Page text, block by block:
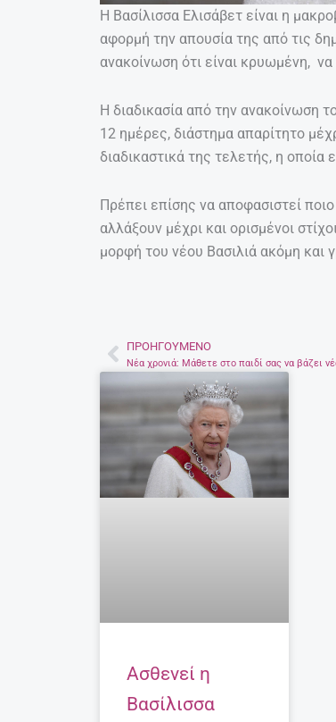
Η Βασίλισσα Ελισάβετ είναι η
αφορμή την απουσία της από τις
ανακοίνωση ότι είναι κρυωμένη,
Η διαδικασία από την ανακοίνωση
12 ημέρες, διάστημα απαρίτητο
διαδικαστικά της τελετής, η οποία
Πρέπει επίσης να αποφασιστεί
αλλάξουν μέχρι και ορισμένοι
μορφή του νέου Βασιλιά ακόμη και
Prev
ΠΡΟΗΓΟΎΜΕΝΟ
Νέα χρονιά: Μάθετε στο παιδί σας να βάζει
Ασθενεί η
Βασίλισσα